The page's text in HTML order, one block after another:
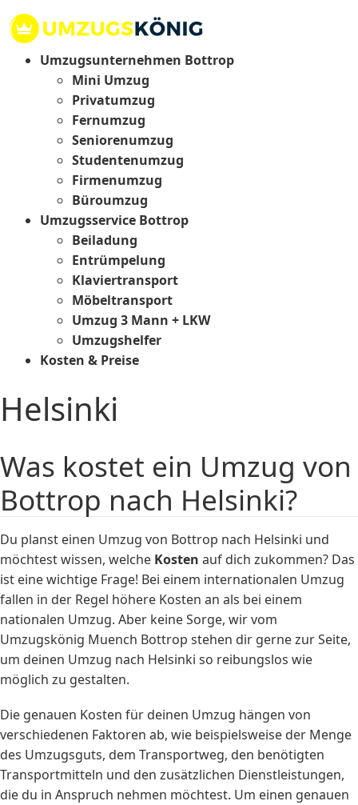
Umzugsunternehmen Bottrop
Mini Umzug
Privatumzug
Fernumzug
Seniorenumzug
Studentenumzug
Firmenumzug
Büroumzug
Umzugsservice Bottrop
Beiladung
Entrümpelung
Klaviertransport
Möbeltransport
Umzug 3 Mann + LKW
Umzugshelfer
Kosten & Preise
Helsinki
Was kostet ein Umzug von
Bottrop nach Helsinki?
Du planst einen Umzug von Bottrop nach Helsinki und
möchtest wissen, welche Kosten auf dich zukommen? Das
ist eine wichtige Frage! Bei einem internationalen Umzug
fallen in der Regel höhere Kosten an als bei einem
nationalen Umzug. Aber keine Sorge, wir vom
Umzugskönig Muench Bottrop stehen dir gerne zur Seite,
um deinen Umzug nach Helsinki so reibungslos wie
möglich zu gestalten.
Die genauen Kosten für deinen Umzug hängen von
verschiedenen Faktoren ab, wie beispielsweise der Menge
des Umzugsguts, dem Transportweg, den benötigten
Transportmitteln und den zusätzlichen Dienstleistungen,
die du in Anspruch nehmen möchtest. Um einen genauen